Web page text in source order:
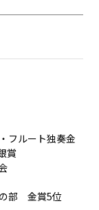
フルート独奏金
賞
部 金賞5位